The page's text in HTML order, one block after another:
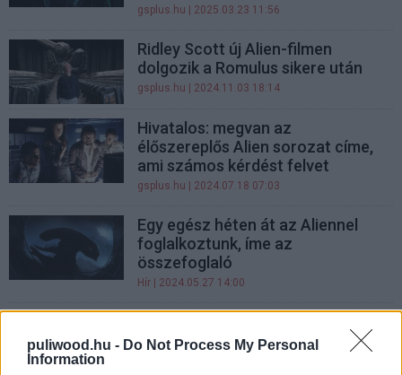
puliwood.hu - Do Not Process My Personal
Information
gsplus.hu | 2025.03.23 11:56
Ridley Scott új Alien-filmen
dolgozik a Romulus sikere után
gsplus.hu | 2024.11.03 18:14
Hivatalos: megvan az
élőszereplős Alien sorozat címe,
ami számos kérdést felvet
gsplus.hu | 2024.07.18 07:03
Egy egész héten át az Aliennel
foglalkoztunk, íme az
összefoglaló
Hír | 2024.05.27 14:00
Halál